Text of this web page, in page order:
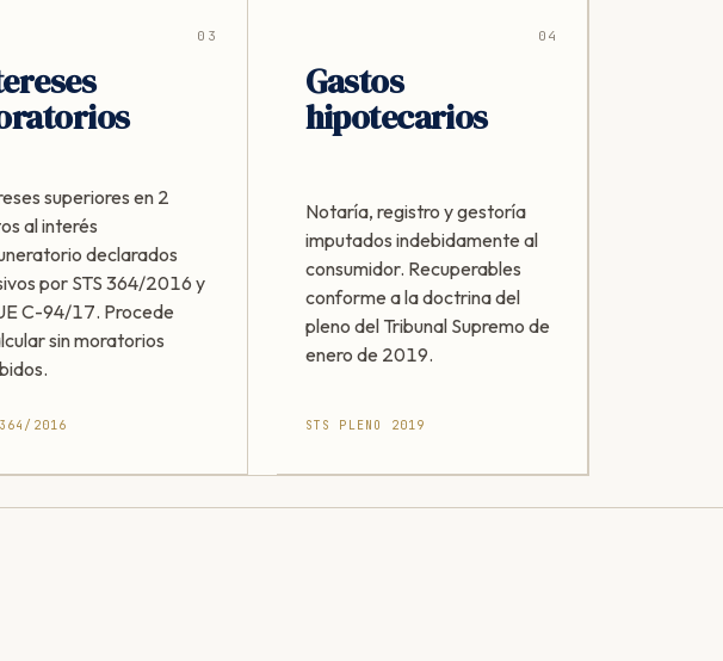
03
superiores en 2
al interés
declarados
por STS 364/2016 y
C-94/17. Procede
sin moratorios
2016
04
Gastos
hipotecarios
Notaría, registro y gestoría
imputados indebidamente al
consumidor. Recuperables
conforme a la doctrina del
pleno del Tribunal Supremo de
enero de 2019.
STS PLENO 2019